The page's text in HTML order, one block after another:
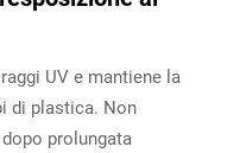
UV e mantiene la
di plastica. Non
prolungata